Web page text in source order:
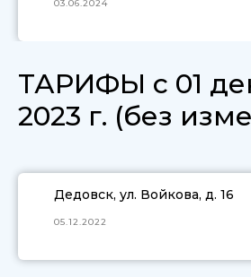
03.06.2024
ТАРИФЫ с 01
2023 г. (без
Дедовск, ул. Войкова, д. 16
05.12.2022